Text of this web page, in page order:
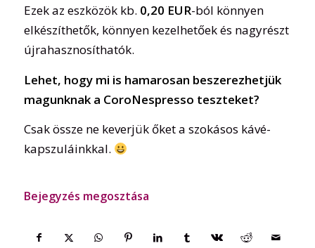
Ezek az eszközök kb. 0,20 EUR-ból könnyen
elkészíthetők, könnyen kezelhetőek és nagyrészt
újrahasznosíthatók.
Lehet, hogy mi is hamarosan beszerezhetjük
magunknak a CoroNespresso teszteket?
Csak össze ne keverjük őket a szokásos kávé-
kapszuláinkkal.
Bejegyzés megosztása